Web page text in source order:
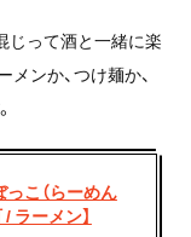
じって酒と一緒に楽
ンか、つけ麺か、
っこ（らーめん
ラーメン】